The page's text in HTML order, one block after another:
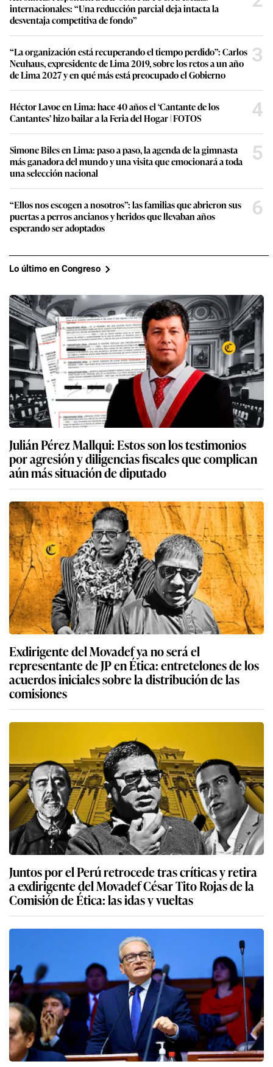
internacionales: “Una reducción parcial deja intacta la
desventaja competitiva de fondo”
“La organización está recuperando el tiempo perdido”: Carlos
Neuhaus, expresidente de Lima 2019, sobre los retos a un año
de Lima 2027 y en qué más está preocupado el Gobierno
3
Héctor Lavoe en Lima: hace 40 años el ‘Cantante de los
Cantantes’ hizo bailar a la Feria del Hogar | FOTOS
4
Simone Biles en Lima: paso a paso, la agenda de la gimnasta
más ganadora del mundo y una visita que emocionará a toda
una selección nacional
5
“Ellos nos escogen a nosotros”: las familias que abrieron sus
puertas a perros ancianos y heridos que llevaban años
esperando ser adoptados
6
Lo último en Congreso
Julián Pérez Mallqui: Estos son los testimonios
por agresión y diligencias fiscales que complican
aún más situación de diputado
Exdirigente del Movadef ya no será el
representante de JP en Ética: entretelones de los
acuerdos iniciales sobre la distribución de las
comisiones
Juntos por el Perú retrocede tras críticas y retira
a exdirigente del Movadef César Tito Rojas de la
Comisión de Ética: las idas y vueltas